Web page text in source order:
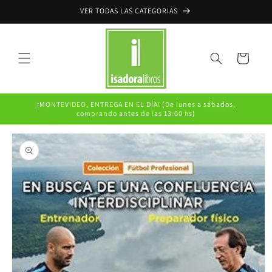
al contenido
VER TODAS LAS CATEGORIAS
Carrito
¡MONTEVIDEO, ENTREGA EN EL DÍA! (De lunes a sábados,
comprando antes de las 13:00 hs)
directamente
a la
información
del producto